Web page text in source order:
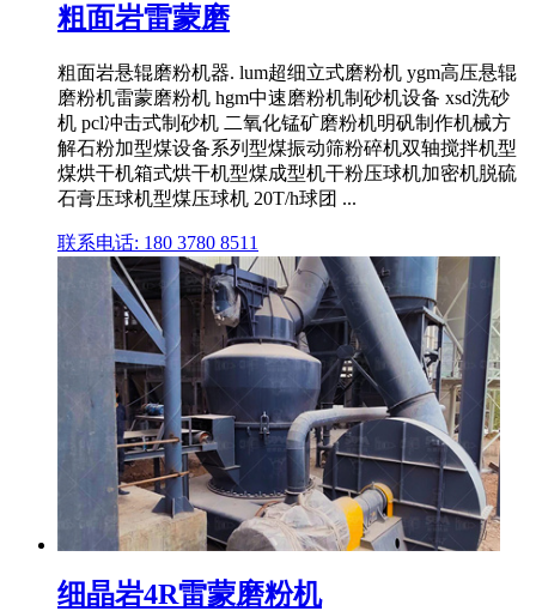
粗面岩雷蒙磨
粗面岩悬辊磨粉机器. lum超细立式磨粉机 ygm高压悬辊
磨粉机雷蒙磨粉机 hgm中速磨粉机制砂机设备 xsd洗砂
机 pcl冲击式制砂机 二氧化锰矿磨粉机明矾制作机械方
解石粉加型煤设备系列型煤振动筛粉碎机双轴搅拌机型
煤烘干机箱式烘干机型煤成型机干粉压球机加密机脱硫
石膏压球机型煤压球机 20T/h球团 ...
联系电话: 180 3780 8511
细晶岩4R雷蒙磨粉机